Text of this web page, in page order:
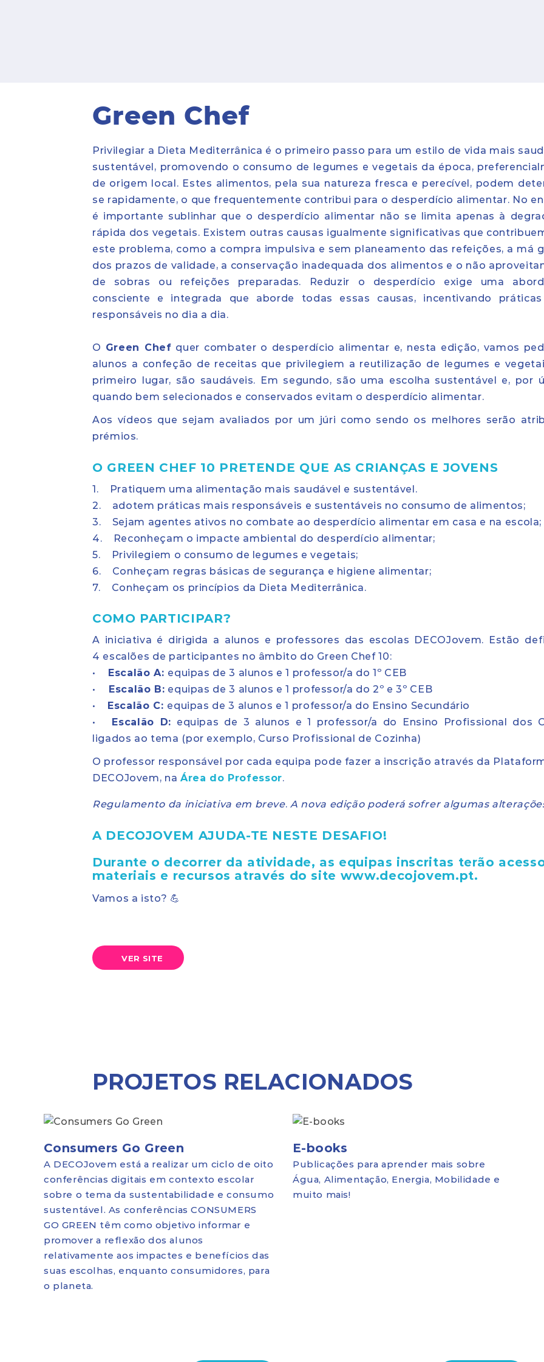
Green Chef
Privilegiar a Dieta Mediterrânica é o primeiro passo para um estilo de vida mais
sustentável, promovendo o consumo de legumes e vegetais da época,
de origem local. Estes alimentos, pela sua natureza fresca e perecível, podem
se rapidamente, o que frequentemente contribui para o desperdício alimentar. No
é importante sublinhar que o desperdício alimentar não se limita apenas à
rápida dos vegetais. Existem outras causas igualmente significativas que
este problema, como a compra impulsiva e sem planeamento das refeições, a má
dos prazos de validade, a conservação inadequada dos alimentos e o não
de sobras ou refeições preparadas. Reduzir o desperdício exige uma
consciente e integrada que aborde todas essas causas, incentivando
responsáveis no dia a dia.
O Green Chef quer combater o desperdício alimentar e, nesta edição, vamos
alunos a confeção de receitas que privilegiem a reutilização de legumes e
primeiro lugar, são saudáveis. Em segundo, são uma escolha sustentável e, por
quando bem selecionados e conservados evitam o desperdício alimentar.
Aos vídeos que sejam avaliados por um júri como sendo os melhores serão
prémios.
O GREEN CHEF 10 PRETENDE QUE AS CRIANÇAS E JOVENS
1. Pratiquem uma alimentação mais saudável e sustentável.
2. adotem práticas mais responsáveis e sustentáveis no consumo de alimentos;
3. Sejam agentes ativos no combate ao desperdício alimentar em casa e na
4. Reconheçam o impacte ambiental do desperdício alimentar;
5. Privilegiem o consumo de legumes e vegetais;
6. Conheçam regras básicas de segurança e higiene alimentar;
7. Conheçam os princípios da Dieta Mediterrânica.
COMO PARTICIPAR?
A iniciativa é dirigida a alunos e professores das escolas DECOJovem. Estão
4 escalões de participantes no âmbito do Green Chef 10:
•
Escalão A: equipas de 3 alunos e 1 professor/a do 1º CEB
•
Escalão B: equipas de 3 alunos e 1 professor/a do 2º e 3º CEB
•
Escalão C: equipas de 3 alunos e 1 professor/a do Ensino Secundário
• Escalão D: equipas de 3 alunos e 1 professor/a do Ensino Profissional dos
ligados ao tema (por exemplo, Curso Profissional de Cozinha)
O professor responsável por cada equipa pode fazer a inscrição através da
DECOJovem, na Área do Professor.
Regulamento da iniciativa em breve.A nova edição poderá sofrer algumas
A DECOJOVEM AJUDA-TE NESTE DESAFIO!
Durante o decorrer da atividade, as equipas inscritas terão
materiais e recursos através do site www.decojovem.pt.
Vamos a isto? 💪
VER SITE
PROJETOS RELACIONADOS
Consumers Go Green
A DECOJovem está a realizar um ciclo de oito
conferências digitais em contexto escolar
sobre o tema da sustentabilidade e consumo
sustentável. As conferências CONSUMERS
GO GREEN têm como objetivo informar e
promover a reflexão dos alunos
relativamente aos impactes e benefícios das
suas escolhas, enquanto consumidores, para
o planeta.
E-books
Publicações para aprender mais sobre
Água, Alimentação, Energia, Mobilidade e
muito mais!